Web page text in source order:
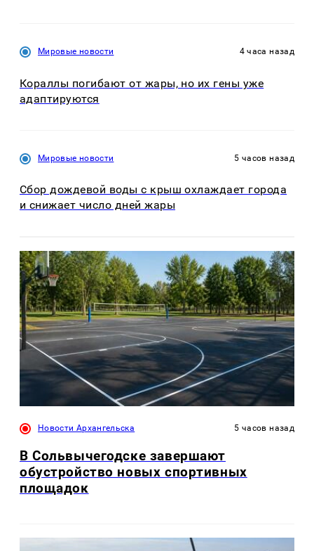
Мировые новости 4 часа назад
Кораллы погибают от жары, но их гены уже
адаптируются
Мировые новости 5 часов назад
Сбор дождевой воды с крыш охлаждает города
и снижает число дней жары
Новости Архангельска 5 часов назад
В Сольвычегодске завершают
обустройство новых спортивных
площадок